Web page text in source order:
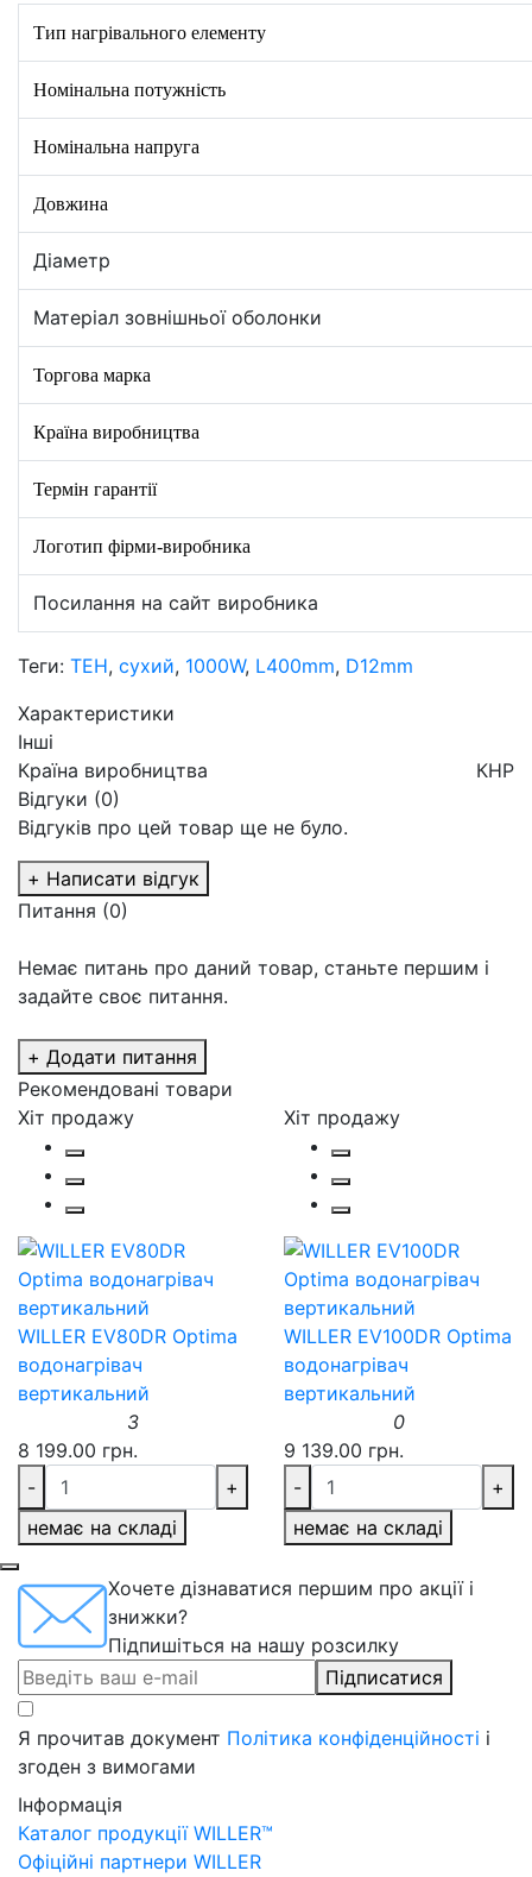
Тип нагрівального елементу
Номінальна потужність
Номінальна напруга
Довжина
Діаметр
Матеріал зовнішньої оболонки
Торгова марка
Країна виробництва
Термін гарантії
Логотип фірми-виробника
Посилання на сайт виробника
Теги: ТЕН, сухий, 1000W, L400mm, D12mm
Характеристики
Інші
Країна виробництва
КНР
Відгуки (0)
Відгуків про цей товар ще не було.
+ Написати відгук
Питання (0)
Немає питань про даний товар, станьте першим і
задайте своє питання.
+ Додати питання
Рекомендовані товари
Хіт продажу
WILLER EV80DR Optima
водонагрівач
вертикальний
3
8 199.00 грн.
-
+
немає на складі
Хіт продажу
WILLER EV100DR Optima
водонагрівач
вертикальний
0
9 139.00 грн.
-
+
немає на складі
Хочете дізнаватися першим про акції і
знижки?
Підпишіться на нашу розсилку
Підписатися
Я прочитав документ Політика конфіденційності і
згоден з вимогами
Інформація
Каталог продукції WILLER™
Офіційні партнери WILLER